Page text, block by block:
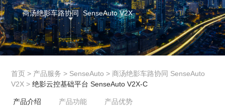
商汤绝影车路协同 SenseAuto V2X
首页 > 产品服务 > SenseAuto >商汤绝影车路协同 SenseAuto
V2X >绝影云控基础平台 SenseAuto V2X-C
产品介绍 产品功能 产品优势